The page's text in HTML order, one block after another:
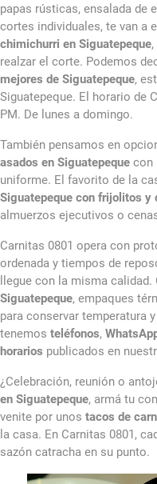
papas rústicas, ensalada de
cortes individuales, te van a
chimichurri en Siguatepeque
realzar el corte. Podemos
mejores de Siguatepeque,
Siguatepeque. El horario de
PM. De lunes a domingo.
También pensamos en
asados en Siguatepeque con
uniforme. El favorito de la
Siguatepeque con frijolitos y
almuerzos ejecutivos o
Carnitas 0801 opera con
ordenada y tiempos de
llegue con la misma
Siguatepeque, empaques
para conservar temperatura
tenemos teléfonos,
horarios publicados en
¿Celebración, reunión o
en Siguatepeque, armá tu
venite por unos tacos de
la casa. En Carnitas 0801,
sazón catracha en su punto.